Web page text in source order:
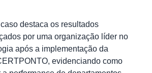
destaca os resultados
por uma organização líder no
após a implementação da
evidenciando como